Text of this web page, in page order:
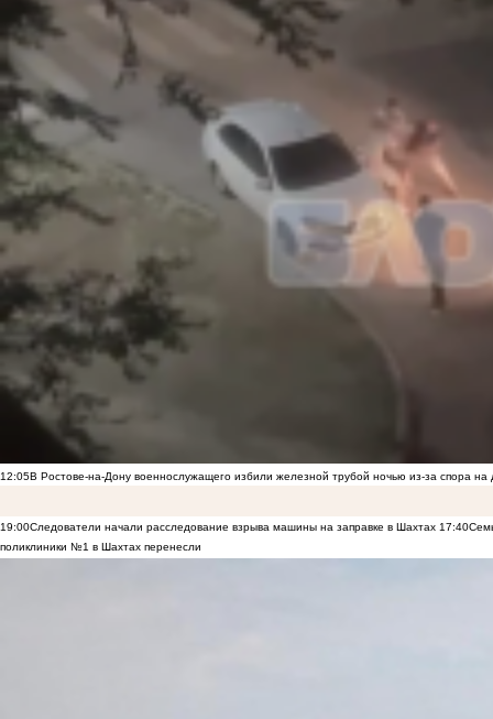
12:05В Ростове-на-Дону военнослужащего избили железной трубой ночью из-за спора на
19:00Следователи начали расследование взрыва машины на заправке в Шахтах 17:40
поликлиники №1 в Шахтах перенесли